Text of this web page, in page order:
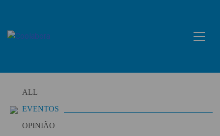
content
ALL
EVENTOS
OPINIÃO